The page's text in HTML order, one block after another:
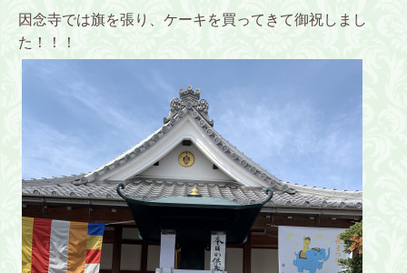
因念寺では旗を張り、ケーキを買ってきて御祝しまし
た！！！